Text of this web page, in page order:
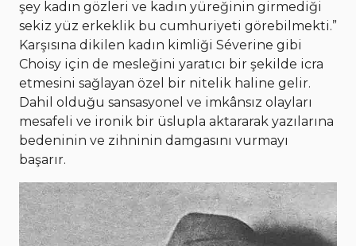
şey kadın gözleri ve kadın yüreğinin girmediği
sekiz yüz erkeklik bu cumhuriyeti görebilmekti.”
Karşısına dikilen kadın kimliği Séverine gibi
Choisy için de mesleğini yaratıcı bir şekilde icra
etmesini sağlayan özel bir nitelik haline gelir.
Dahil olduğu sansasyonel ve imkânsız olayları
mesafeli ve ironik bir üslupla aktararak yazılarına
bedeninin ve zihninin damgasını vurmayı
başarır.